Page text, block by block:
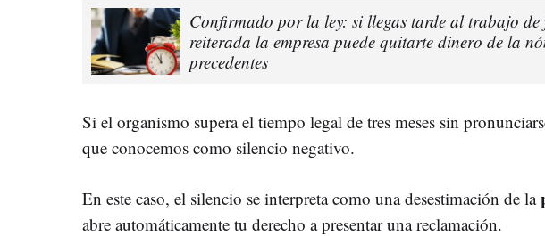
Confirmado por la ley: si llegas tarde al trabajo de
reiterada la empresa puede quitarte dinero de la
precedentes
Si el organismo supera el tiempo legal de tres meses sin
que conocemos como silencio negativo.
En este caso, el silencio se interpreta como una desestimación de la
abre automáticamente tu derecho a presentar una reclamación.